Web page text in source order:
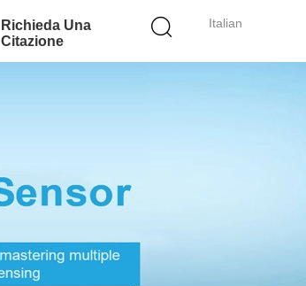
Italian
Richieda Una
Citazione